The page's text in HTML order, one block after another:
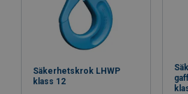
Säkerhetskrok LHWP
klass 12